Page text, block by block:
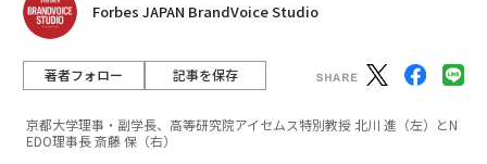
Forbes JAPAN BrandVoice Studio
著者フォロー 記事を保存
京都大学理事・副学長、高等研究院アイセムス特別教授 北川 進（左）とN
EDO理事長 斎藤 保（右）